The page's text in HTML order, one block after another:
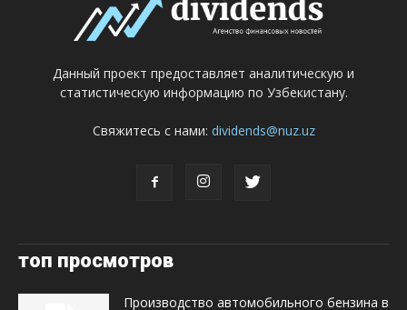
Данный проект предоставляет аналитическую и
статистическую информацию по Узбекистану.
Свяжитесь с нами: dividends@nuz.uz
топ просмотров
Производство автомобильного бензина в